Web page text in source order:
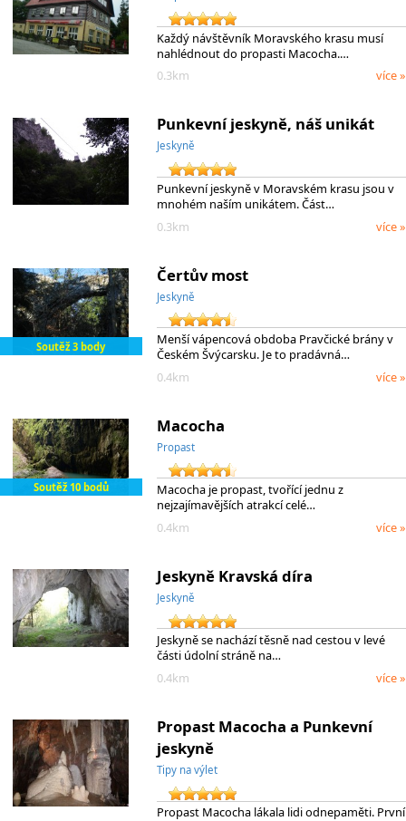
Každý návštěvník Moravského krasu musí
nahlédnout do propasti Macocha.…
0.3km
více »
Punkevní jeskyně, náš unikát
Jeskyně
Punkevní jeskyně v Moravském krasu jsou v
mnohém naším unikátem. Část…
0.3km
více »
Soutěž 3 body
Čertův most
Jeskyně
Menší vápencová obdoba Pravčické brány v
Českém Švýcarsku. Je to pradávná…
0.4km
více »
Soutěž 10 bodů
Macocha
Propast
Macocha je propast, tvořící jednu z
nejzajímavějších atrakcí celé…
0.4km
více »
Jeskyně Kravská díra
Jeskyně
Jeskyně se nachází těsně nad cestou v levé
části údolní stráně na…
0.4km
více »
Propast Macocha a Punkevní
jeskyně
Tipy na výlet
Propast Macocha lákala lidi odnepaměti. První